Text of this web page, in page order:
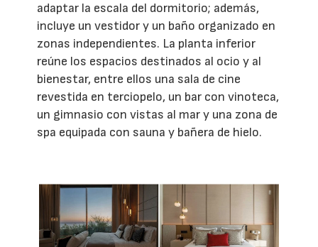
adaptar la escala del dormitorio; además,
incluye un vestidor y un baño organizado en
zonas independientes. La planta inferior
reúne los espacios destinados al ocio y al
bienestar, entre ellos una sala de cine
revestida en terciopelo, un bar con vinoteca,
un gimnasio con vistas al mar y una zona de
spa equipada con sauna y bañera de hielo.